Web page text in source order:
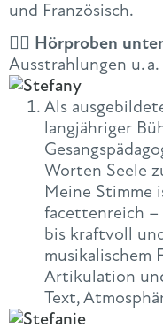
und Französisch.
👇🏻 Hörproben
Ausstrahlungen u. a.
Als
langjähriger
Worten Seele
Meine Stimme
facettenreich
bis kraftvoll
musikalischem
Artikulation
Text,